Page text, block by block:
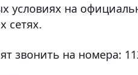
условиях на
сетях.
звонить на номера: